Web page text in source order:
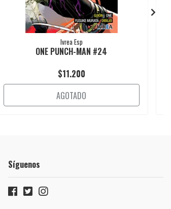
Ivrea Esp
ONE PUNCH-MAN #24
$11.200
AGOTADO
Síguenos